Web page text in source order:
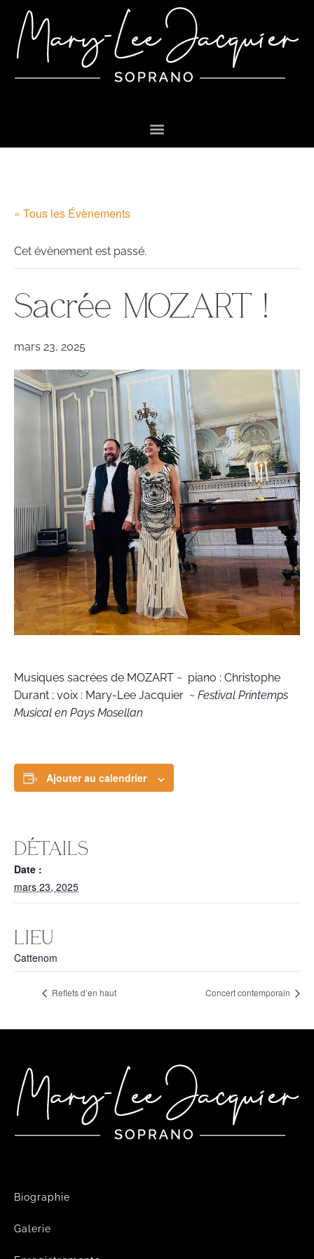
« Tous les Évènements
Cet évènement est passé.
Sacrée MOZART !
mars 23, 2025
Musiques sacrées de MOZART ~ piano : Christophe
Durant ; voix : Mary-Lee Jacquier ~ Festival Printemps
Musical en Pays Mosellan
Ajouter au calendrier
DÉTAILS
Date :
mars 23, 2025
LIEU
Cattenom
Reflets d’en haut Concert contemporain
Biographie
Galerie